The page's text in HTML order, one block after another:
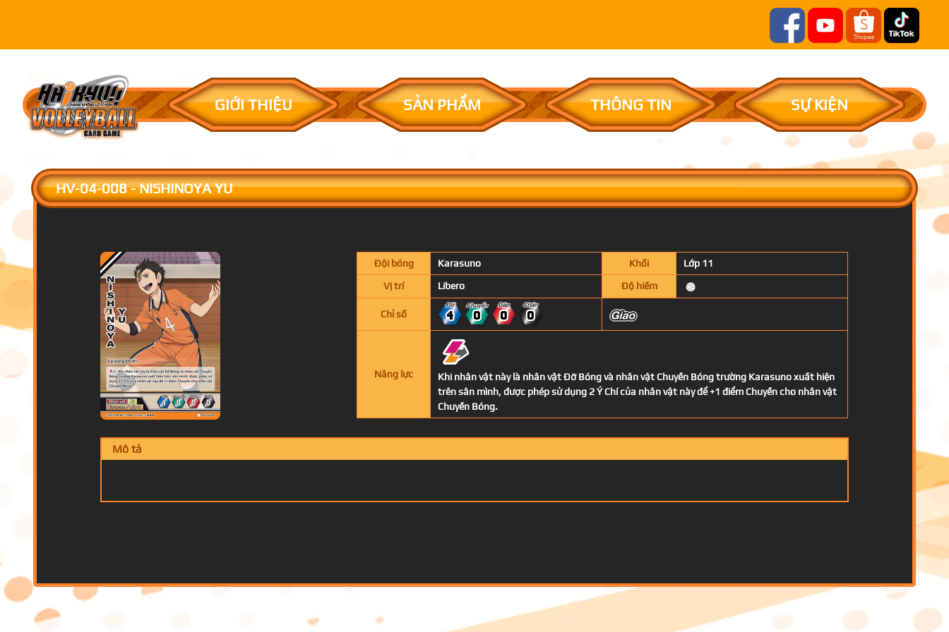
GIỚI THIỆU SẢN PHẨM THÔNG TIN SỰ KIỆN
HV-04-008 - NISHINOYA YU
Đội bóng Karasuno Khối
Lớp 11
Vị trí
Libero Độ hiếm
Chỉ số 4 0 0 0
Năng lực
Khi nhân vật này là nhân vật Đỡ Bóng và nhân vật Chuyền Bóng trường Karasuno xuất hiện
trên sân mình, được phép sử dụng 2 Ý Chí của nhân vật này để +1 điểm Chuyền cho nhân vật
Chuyền Bóng.
Mô tả